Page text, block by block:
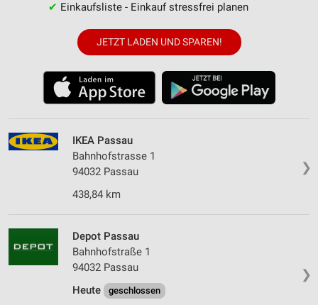
✔ Einkaufsliste - Einkauf stressfrei planen
JETZT LADEN UND SPAREN!
❯
IKEA Passau
Bahnhofstrasse 1
94032 Passau
438,84 km
❯
Depot Passau
Bahnhofstraße 1
94032 Passau
Heute
geschlossen